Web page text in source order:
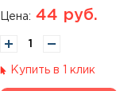
Цена: 44 руб.
Купить в 1 клик